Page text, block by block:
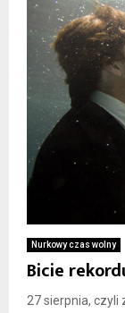
Nurkowy czas wolny
Bicie
27 sierpnia, czyli